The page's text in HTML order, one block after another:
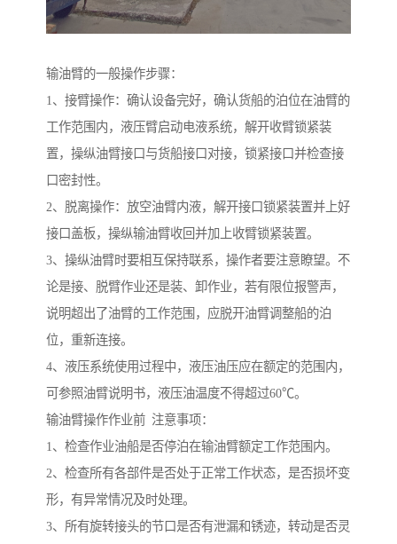
输油臂的一般操作步骤：
1、接臂操作：确认设备完好，确认货船的泊位在油臂的
工作范围内，液压臂启动电液系统，解开收臂锁紧装
置，操纵油臂接口与货船接口对接，锁紧接口并检查接
口密封性。
2、脱离操作：放空油臂内液，解开接口锁紧装置并上好
接口盖板，操纵输油臂收回并加上收臂锁紧装置。
3、操纵油臂时要相互保持联系，操作者要注意瞭望。不
论是接、脱臂作业还是装、卸作业，若有限位报警声，
说明超出了油臂的工作范围，应脱开油臂调整船的泊
位，重新连接。
4、液压系统使用过程中，液压油压应在额定的范围内，
可参照油臂说明书，液压油温度不得超过60℃。
输油臂操作作业前 注意事项：
1、检查作业油船是否停泊在输油臂额定工作范围内。
2、检查所有各部件是否处于正常工作状态，是否损坏变
形，有异常情况及时处理。
3、所有旋转接头的节口是否有泄漏和锈迹，转动是否灵